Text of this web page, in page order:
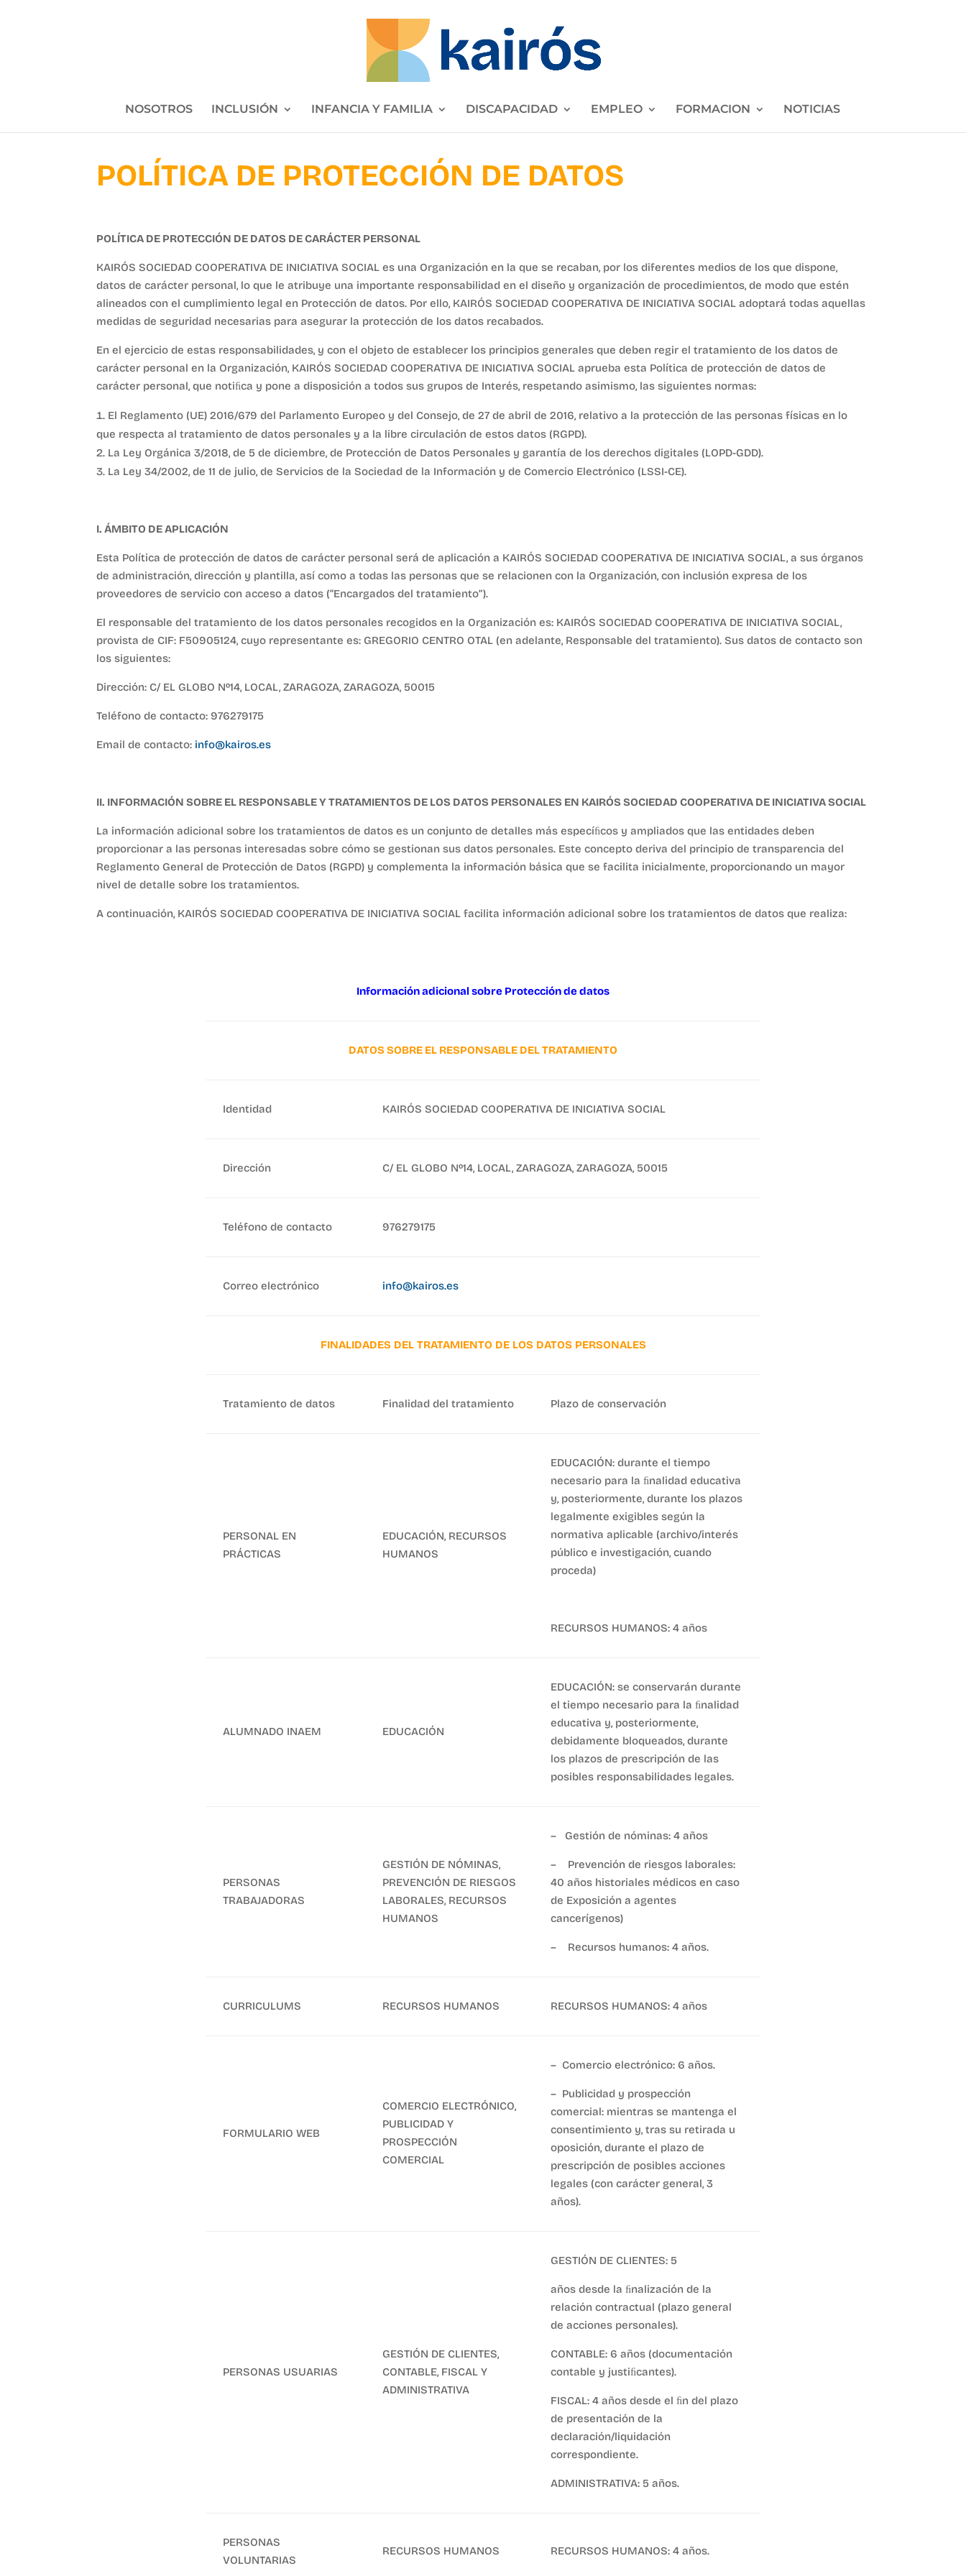
NOSOTROS INCLUSIÓN INFANCIA Y FAMILIA DISCAPACIDAD EMPLEO FORMACION NOTICIAS
POLÍTICA DE PROTECCIÓN DE DATOS
POLÍTICA DE PROTECCIÓN DE DATOS DE CARÁCTER PERSONAL
KAIRÓS SOCIEDAD COOPERATIVA DE INICIATIVA SOCIAL es una Organización en la que se recaban, por los diferentes medios de los que dispone,
datos de carácter personal, lo que le atribuye una importante responsabilidad en el diseño y organización de procedimientos, de modo que estén
alineados con el cumplimiento legal en Protección de datos. Por ello, KAIRÓS SOCIEDAD COOPERATIVA DE INICIATIVA SOCIAL adoptará todas aquellas
medidas de seguridad necesarias para asegurar la protección de los datos recabados.
En el ejercicio de estas responsabilidades, y con el objeto de establecer los principios generales que deben regir el tratamiento de los datos de
carácter personal en la Organización, KAIRÓS SOCIEDAD COOPERATIVA DE INICIATIVA SOCIAL aprueba esta Política de protección de datos de
carácter personal, que notiﬁca y pone a disposición a todos sus grupos de Interés, respetando asimismo, las siguientes normas:
El Reglamento (UE) 2016/679 del Parlamento Europeo y del Consejo, de 27 de abril de 2016, relativo a la protección de las personas físicas en lo
que respecta al tratamiento de datos personales y a la libre circulación de estos datos (RGPD).
La Ley Orgánica 3/2018, de 5 de diciembre, de Protección de Datos Personales y garantía de los derechos digitales (LOPD-GDD).
La Ley 34/2002, de 11 de julio, de Servicios de la Sociedad de la Información y de Comercio Electrónico (LSSI-CE).
I. ÁMBITO DE APLICACIÓN
Esta Política de protección de datos de carácter personal será de aplicación a KAIRÓS SOCIEDAD COOPERATIVA DE INICIATIVA SOCIAL, a sus órganos
de administración, dirección y plantilla, así como a todas las personas que se relacionen con la Organización, con inclusión expresa de los
proveedores de servicio con acceso a datos (“Encargados del tratamiento”).
El responsable del tratamiento de los datos personales recogidos en la Organización es: KAIRÓS SOCIEDAD COOPERATIVA DE INICIATIVA SOCIAL,
provista de CIF: F50905124, cuyo representante es: GREGORIO CENTRO OTAL (en adelante, Responsable del tratamiento). Sus datos de contacto son
los siguientes:
Dirección: C/ EL GLOBO Nº14, LOCAL, ZARAGOZA, ZARAGOZA, 50015
Teléfono de contacto: 976279175
Email de contacto: info@kairos.es
II. INFORMACIÓN SOBRE EL RESPONSABLE Y TRATAMIENTOS DE LOS DATOS PERSONALES EN KAIRÓS SOCIEDAD COOPERATIVA DE INICIATIVA SOCIAL
La información adicional sobre los tratamientos de datos es un conjunto de detalles más especíﬁcos y ampliados que las entidades deben
proporcionar a las personas interesadas sobre cómo se gestionan sus datos personales. Este concepto deriva del principio de transparencia del
Reglamento General de Protección de Datos (RGPD) y complementa la información básica que se facilita inicialmente, proporcionando un mayor
nivel de detalle sobre los tratamientos.
A continuación, KAIRÓS SOCIEDAD COOPERATIVA DE INICIATIVA SOCIAL facilita información adicional sobre los tratamientos de datos que realiza:
Información adicional sobre Protección de datos
DATOS SOBRE EL RESPONSABLE DEL TRATAMIENTO
Identidad KAIRÓS SOCIEDAD COOPERATIVA DE INICIATIVA SOCIAL
Dirección C/ EL GLOBO Nº14, LOCAL, ZARAGOZA, ZARAGOZA, 50015
Teléfono de contacto 976279175
Correo electrónico info@kairos.es
FINALIDADES DEL TRATAMIENTO DE LOS DATOS PERSONALES
Tratamiento de datos Finalidad del tratamiento Plazo de conservación
PERSONAL EN
PRÁCTICAS
EDUCACIÓN, RECURSOS
HUMANOS
EDUCACIÓN: durante el tiempo
necesario para la ﬁnalidad educativa
y, posteriormente, durante los plazos
legalmente exigibles según la
normativa aplicable (archivo/interés
público e investigación, cuando
proceda)
RECURSOS HUMANOS: 4 años
ALUMNADO INAEM EDUCACIÓN
EDUCACIÓN: se conservarán durante
el tiempo necesario para la ﬁnalidad
educativa y, posteriormente,
debidamente bloqueados, durante
los plazos de prescripción de las
posibles responsabilidades legales.
PERSONAS
TRABAJADORAS
GESTIÓN DE NÓMINAS,
PREVENCIÓN DE RIESGOS
LABORALES, RECURSOS
HUMANOS
– Gestión de nóminas: 4 años
– Prevención de riesgos laborales:
40 años historiales médicos en caso
de Exposición a agentes
cancerígenos)
– Recursos humanos: 4 años.
CURRICULUMS RECURSOS HUMANOS RECURSOS HUMANOS: 4 años
FORMULARIO WEB
COMERCIO ELECTRÓNICO,
PUBLICIDAD Y
PROSPECCIÓN
COMERCIAL
– Comercio electrónico: 6 años.
– Publicidad y prospección
comercial: mientras se mantenga el
consentimiento y, tras su retirada u
oposición, durante el plazo de
prescripción de posibles acciones
legales (con carácter general, 3
años).
PERSONAS USUARIAS
GESTIÓN DE CLIENTES,
CONTABLE, FISCAL Y
ADMINISTRATIVA
GESTIÓN DE CLIENTES: 5
años desde la ﬁnalización de la
relación contractual (plazo general
de acciones personales).
CONTABLE: 6 años (documentación
contable y justiﬁcantes).
FISCAL: 4 años desde el ﬁn del plazo
de presentación de la
declaración/liquidación
correspondiente.
ADMINISTRATIVA: 5 años.
PERSONAS
VOLUNTARIAS
RECURSOS HUMANOS RECURSOS HUMANOS: 4 años.